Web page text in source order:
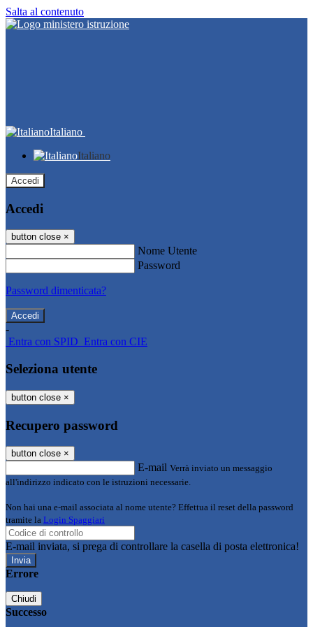
Salta al contenuto
Italiano
Italiano
Accedi
Accedi
button close ×
Nome Utente
Password
Password dimenticata?
-
Entra con SPID Entra con CIE
Seleziona utente
button close ×
Recupero password
button close ×
E-mail Verrà inviato un messaggio
all'indirizzo indicato con le istruzioni necessarie.
Non hai una e-mail associata al nome utente? Effettua il reset della password
tramite la Login Spaggiari
E-mail inviata, si prega di controllare la casella di posta elettronica!
Errore
Chiudi
Successo